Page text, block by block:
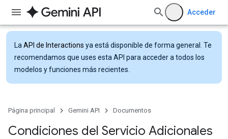
Acceder
La API de Interactions ya está disponible de forma general. Te
recomendamos que uses esta API para acceder a todos los
modelos y funciones más recientes.
Página principal Gemini API Documentos
Condiciones del Servicio Adicionales